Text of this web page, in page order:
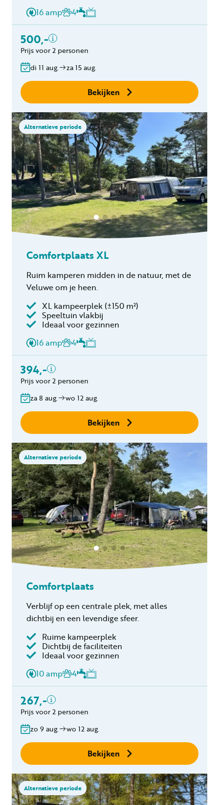
16 amp
4
500,-
Verblijfskosten
Prijs voor 2 personen
di 11 aug. za 15 aug.
Bekijken
Alternatieve periode
Comfortplaats XL
Ruim kamperen midden in de natuur, met de
Veluwe om je heen.
XL kampeerplek (±150 m²)
Speeltuin vlakbij
Ideaal voor gezinnen
16 amp
4
394,-
Inclusief
Geen boekingskosten
Prijs voor 2 personen
za 8 aug. wo 12 aug.
Bekijken
Alternatieve periode
Comfortplaats
Verblijf op een centrale plek, met alles
dichtbij en een levendige sfeer.
Ruime kampeerplek
Dichtbij de faciliteiten
Ideaal voor gezinnen
10 amp
4
267,-
Inclusief
Geen boekingskosten
Prijs voor 2 personen
zo 9 aug. wo 12 aug.
Bekijken
Alternatieve periode